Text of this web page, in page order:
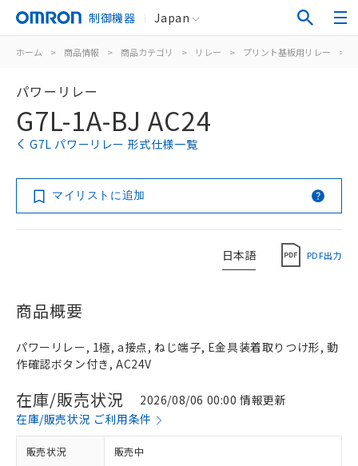
制御機器 Japan
ホーム > 商品情報 > 商品カテゴリ > リレー > プリント基板用リレー >
パワーリレー
G7L-1A-BJ AC24
G7L パワーリレー 形式仕様一覧
マイリストに追加
日本語 PDF出力
商品概要
パワーリレー, 1極, a接点, ねじ端子, E金具装着取りつけ形, 動
作確認ボタン付き, AC24V
在庫/販売状況
2026/08/06 00:00 情報更新
在庫/販売状況 ご利用条件
販売状況 販売中